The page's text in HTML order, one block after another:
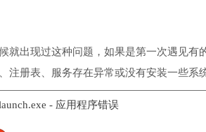
就出现过这种问题，如果是第一次遇见
注册表、服务存在异常或没有安装一些系
- 应用程序错误